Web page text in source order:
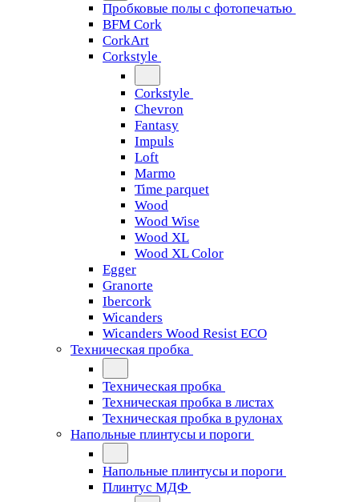
Пробковые полы с фотопечатью
BFM Cork
CorkArt
Corkstyle
Corkstyle
Chevron
Fantasy
Impuls
Loft
Marmo
Time parquet
Wood
Wood Wise
Wood XL
Wood XL Color
Egger
Granorte
Ibercork
Wicanders
Wicanders Wood Resist ECO
Техническая пробка
Техническая пробка
Техническая пробка в листах
Техническая пробка в рулонах
Напольные плинтусы и пороги
Напольные плинтусы и пороги
Плинтус МДФ